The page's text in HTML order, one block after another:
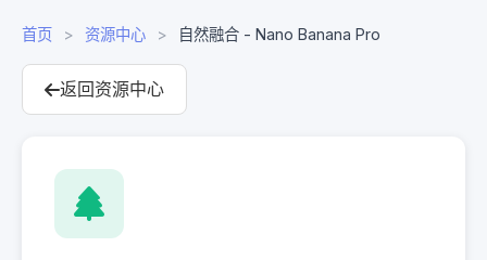
首页 > 资源中心 > 自然融合 - Nano Banana Pro
返回资源中心